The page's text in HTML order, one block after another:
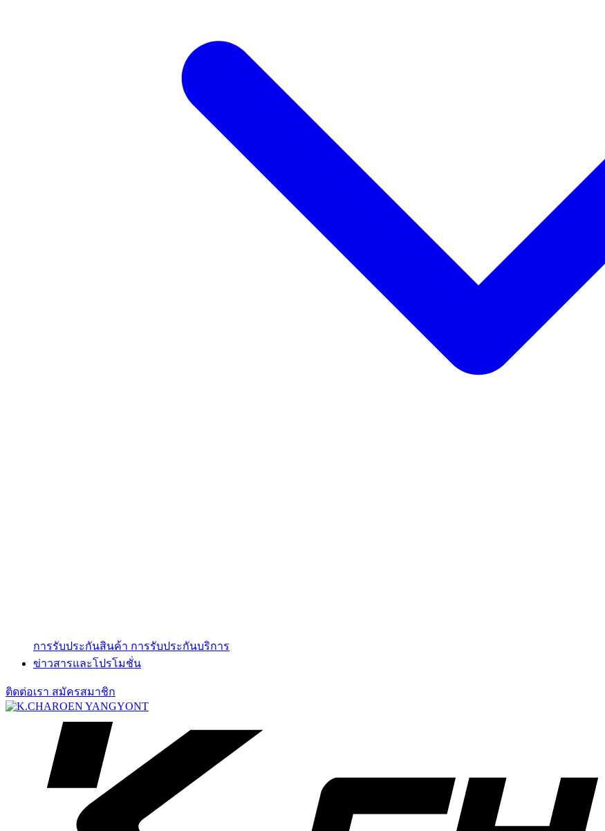
การรับประกันสินค้า การรับประกันบริการ
ข่าวสารและโปรโมชั่น
ติดต่อเรา สมัครสมาชิก